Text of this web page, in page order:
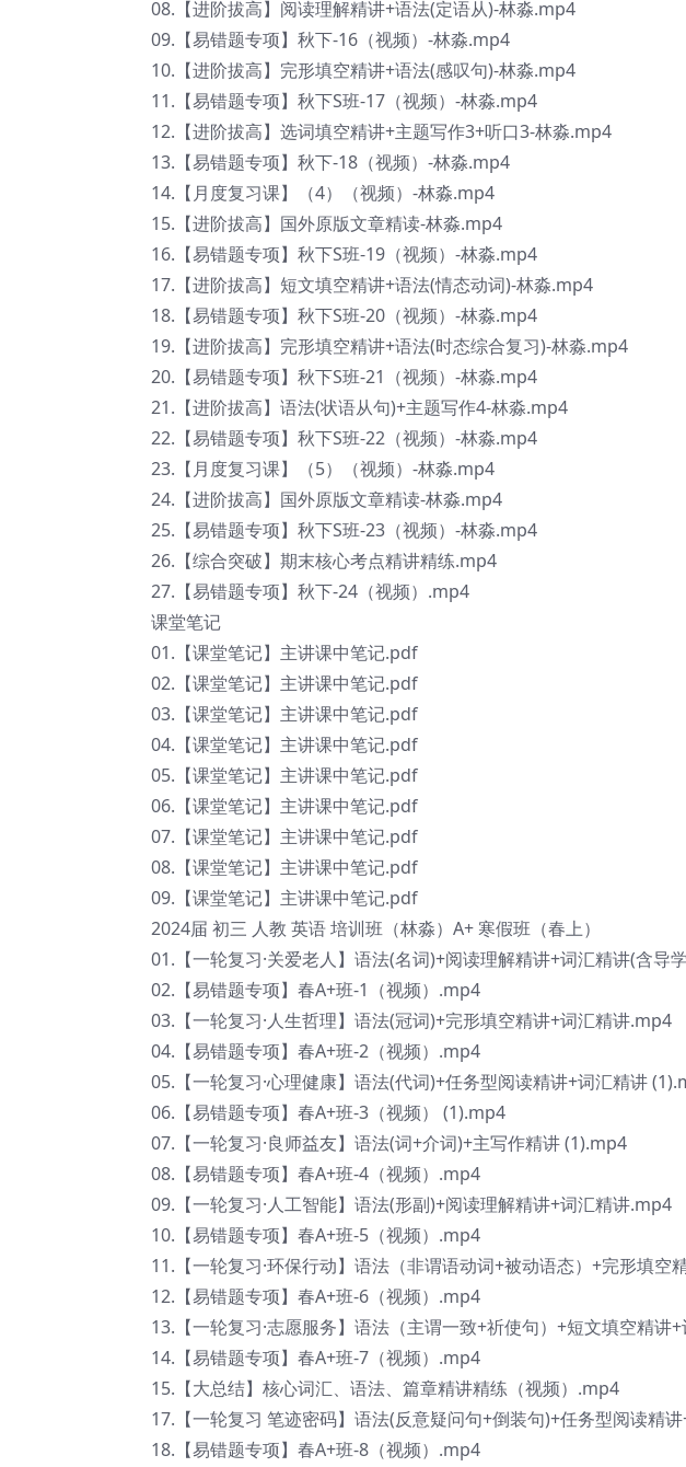
08.【进阶拔高】阅读理解精讲+语法(定语从)-林淼.mp4
09.【易错题专项】秋下-16（视频）-林淼.mp4
10.【进阶拔高】完形填空精讲+语法(感叹句)-林淼.mp4
11.【易错题专项】秋下S班-17（视频）-林淼.mp4
12.【进阶拔高】选词填空精讲+主题写作3+听口3-林淼.mp4
13.【易错题专项】秋下-18（视频）-林淼.mp4
14.【月度复习课】（4）（视频）-林淼.mp4
15.【进阶拔高】国外原版文章精读-林淼.mp4
16.【易错题专项】秋下S班-19（视频）-林淼.mp4
17.【进阶拔高】短文填空精讲+语法(情态动词)-林淼.mp4
18.【易错题专项】秋下S班-20（视频）-林淼.mp4
19.【进阶拔高】完形填空精讲+语法(时态综合复习)-林淼.mp4
20.【易错题专项】秋下S班-21（视频）-林淼.mp4
21.【进阶拔高】语法(状语从句)+主题写作4-林淼.mp4
22.【易错题专项】秋下S班-22（视频）-林淼.mp4
23.【月度复习课】（5）（视频）-林淼.mp4
24.【进阶拔高】国外原版文章精读-林淼.mp4
25.【易错题专项】秋下S班-23（视频）-林淼.mp4
26.【综合突破】期末核心考点精讲精练.mp4
27.【易错题专项】秋下-24（视频）.mp4
课堂笔记
01.【课堂笔记】主讲课中笔记.pdf
02.【课堂笔记】主讲课中笔记.pdf
03.【课堂笔记】主讲课中笔记.pdf
04.【课堂笔记】主讲课中笔记.pdf
05.【课堂笔记】主讲课中笔记.pdf
06.【课堂笔记】主讲课中笔记.pdf
07.【课堂笔记】主讲课中笔记.pdf
08.【课堂笔记】主讲课中笔记.pdf
09.【课堂笔记】主讲课中笔记.pdf
2024届 初三 人教 英语 培训班（林淼）A+ 寒假班（春上）
01.【一轮复习·关爱老人】语法(名词)+阅读理解精讲+词汇精讲(含导
02.【易错题专项】春A+班-1（视频）.mp4
03.【一轮复习·人生哲理】语法(冠词)+完形填空精讲+词汇精讲.mp4
04.【易错题专项】春A+班-2（视频）.mp4
05.【一轮复习·心理健康】语法(代词)+任务型阅读精讲+词汇精讲
06.【易错题专项】春A+班-3（视频） (1).mp4
07.【一轮复习·良师益友】语法(词+介词)+主写作精讲 (1).mp4
08.【易错题专项】春A+班-4（视频）.mp4
09.【一轮复习·人工智能】语法(形副)+阅读理解精讲+词汇精讲.mp4
10.【易错题专项】春A+班-5（视频）.mp4
11.【一轮复习·环保行动】语法（非谓语动词+被动语态）+完形填空
12.【易错题专项】春A+班-6（视频）.mp4
13.【一轮复习·志愿服务】语法（主谓一致+祈使句）+短文填空精讲
14.【易错题专项】春A+班-7（视频）.mp4
15.【大总结】核心词汇、语法、篇章精讲精练（视频）.mp4
17.【一轮复习 笔迹密码】语法(反意疑问句+倒装句)+任务型阅读精
18.【易错题专项】春A+班-8（视频）.mp4